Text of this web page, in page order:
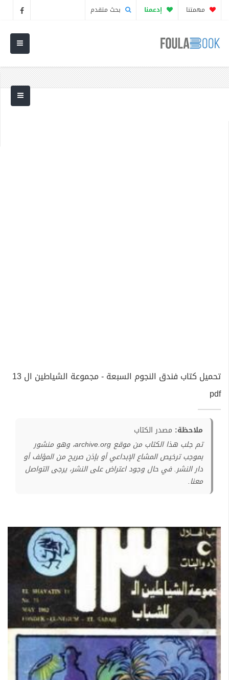
مهمتنا إدعمنا بحث متقدم
تحميل كتاب فندق النجوم السبعة - مجموعة الشياطين ال 13
pdf
ملاحظة: مصدر الكتاب
تم جلب هذا الكتاب من موقع archive.org، وهو منشور
بموجب ترخيص المشاع الإبداعي أو بإذن صريح من المؤلف أو
دار النشر. في حال وجود اعتراض على النشر، يرجى التواصل
معنا.